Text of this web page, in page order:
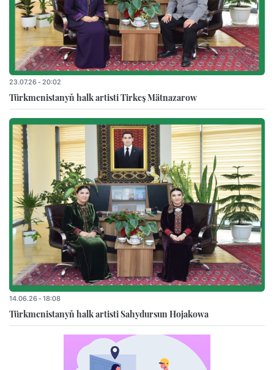
23.07.26 - 20:02
Türkmenistanyň halk artisti Tirkeş Mätnazarow
14.06.26 - 18:08
Türkmenistanyň halk artisti Sahydursun Hojakowa